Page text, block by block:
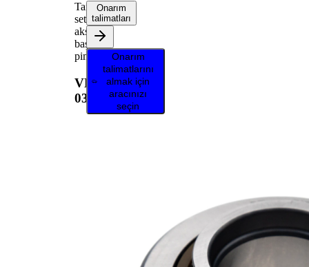
Tamir
seti,
aks
başı
pimi
VKDCV
03001
Onarım
talimatları
Onarım
talimatlarını
almak için
aracınızı
seçin